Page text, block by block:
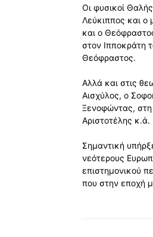
Οι φυσικοί
Λεύκιππος και ο
και ο
στον Ιπποκράτη
Θεόφραστος.
Αλλά και στις
Αισχύλος, ο
Ξενοφώντας, στη
Αριστοτέλης κ.ά.
Σημαντική
νεότερους
επιστημονικού
που στην εποχή